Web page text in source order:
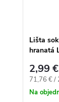
Lišta
hranatá
2,99 €
71,76 € /
Na